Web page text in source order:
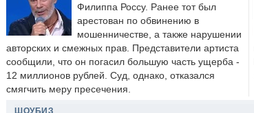
Филиппа Россу. Ранее тот был
арестован по обвинению в
мошенничестве, а также нарушении
авторских и смежных прав. Представители артиста
сообщили, что он погасил большую часть ущерба -
12 миллионов рублей. Суд, однако, отказался
смягчить меру пресечения.
ШОУБИЗ